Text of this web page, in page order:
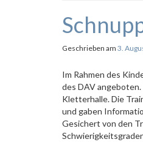
Geschrieben am 3.
Im Rahmen des
des DAV
Kletterhalle. Die
und gaben
Gesichert von den